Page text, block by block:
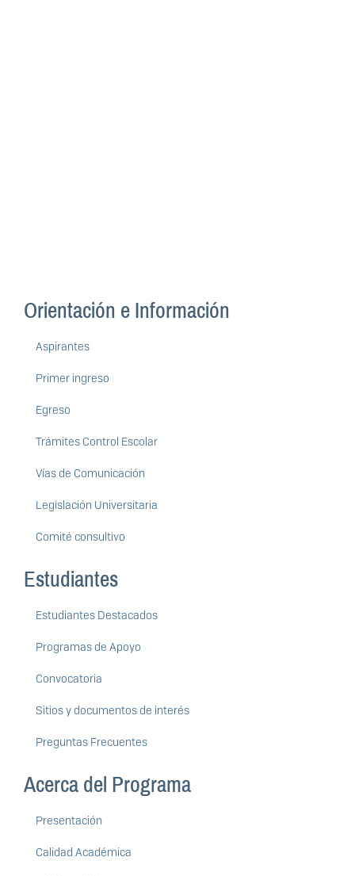
Orientación e Información
Aspirantes
Primer ingreso
Egreso
Trámites Control Escolar
Vías de Comunicación
Legislación Universitaria
Comité consultivo
Estudiantes
Estudiantes Destacados
Programas de Apoyo
Convocatoria
Sitios y documentos de interés
Preguntas Frecuentes
Acerca del Programa
Presentación
Calidad Académica